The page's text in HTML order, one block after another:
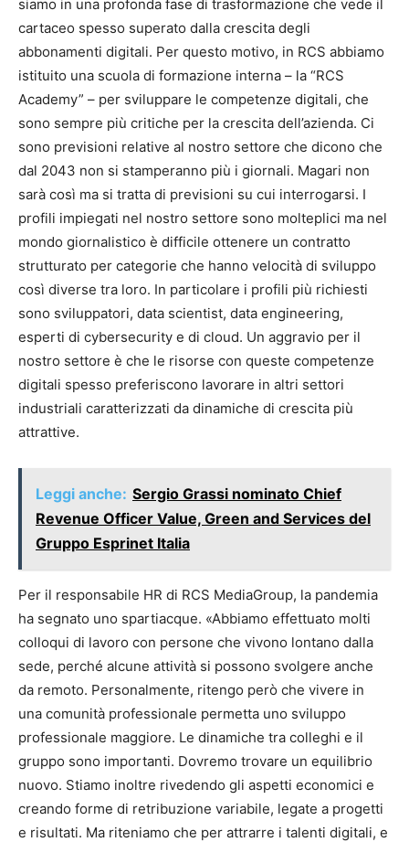
siamo in una profonda fase di trasformazione che vede il
cartaceo spesso superato dalla crescita degli
abbonamenti digitali. Per questo motivo, in RCS abbiamo
istituito una scuola di formazione interna – la “RCS
Academy” – per sviluppare le competenze digitali, che
sono sempre più critiche per la crescita dell’azienda. Ci
sono previsioni relative al nostro settore che dicono che
dal 2043 non si stamperanno più i giornali. Magari non
sarà così ma si tratta di previsioni su cui interrogarsi. I
profili impiegati nel nostro settore sono molteplici ma nel
mondo giornalistico è difficile ottenere un contratto
strutturato per categorie che hanno velocità di sviluppo
così diverse tra loro. In particolare i profili più richiesti
sono sviluppatori, data scientist, data engineering,
esperti di cybersecurity e di cloud. Un aggravio per il
nostro settore è che le risorse con queste competenze
digitali spesso preferiscono lavorare in altri settori
industriali caratterizzati da dinamiche di crescita più
attrattive.
Leggi anche: Sergio Grassi nominato Chief
Revenue Officer Value, Green and Services del
Gruppo Esprinet Italia
Per il responsabile HR di RCS MediaGroup, la pandemia
ha segnato uno spartiacque. «Abbiamo effettuato molti
colloqui di lavoro con persone che vivono lontano dalla
sede, perché alcune attività si possono svolgere anche
da remoto. Personalmente, ritengo però che vivere in
una comunità professionale permetta uno sviluppo
professionale maggiore. Le dinamiche tra colleghi e il
gruppo sono importanti. Dovremo trovare un equilibrio
nuovo. Stiamo inoltre rivedendo gli aspetti economici e
creando forme di retribuzione variabile, legate a progetti
e risultati. Ma riteniamo che per attrarre i talenti digitali, e